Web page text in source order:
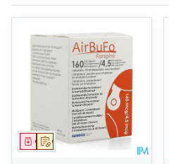
Op voorschrift
Geneesmiddel